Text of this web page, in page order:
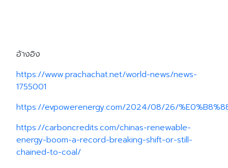
อ้างอิง
https://www.prachachat.net/world-news/news-
1755001
https://evpowerenergy.com/2024/08/26/
https://carboncredits.com/chinas-renewable-
energy-boom-a-record-breaking-shift-or-still-
chained-to-coal/